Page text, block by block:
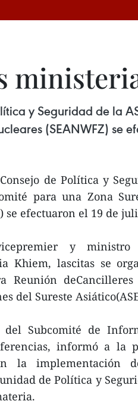
y Seguridad de la
(SEANWFZ) se
de Política y
para una Zona
se efectuaron el 19 de
y ministro
Khiem, lascitas se
Reunión
del Sureste
Subcomité de
informó a la
la implementación
de Política y